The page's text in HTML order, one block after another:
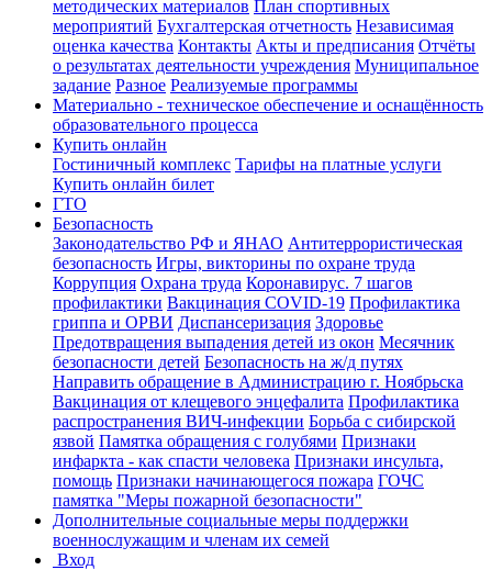
методических материалов План спортивных
мероприятий Бухгалтерская отчетность Независимая
оценка качества Контакты Акты и предписания Отчёты
о результатах деятельности учреждения Муниципальное
задание Разное Реализуемые программы
Материально - техническое обеспечение и оснащённость
образовательного процесса
Купить онлайн
Гостиничный комплекс Тарифы на платные услуги
Купить онлайн билет
ГТО
Безопасность
Законодательство РФ и ЯНАО Антитеррористическая
безопасность Игры, викторины по охране труда
Коррупция Охрана труда Коронавирус. 7 шагов
профилактики Вакцинация COVID-19 Профилактика
гриппа и ОРВИ Диспансеризация Здоровье
Предотвращения выпадения детей из окон Месячник
безопасности детей Безопасность на ж/д путях
Направить обращение в Администрацию г. Ноябрьска
Вакцинация от клещевого энцефалита Профилактика
распространения ВИЧ-инфекции Борьба с сибирской
язвой Памятка обращения с голубями Признаки
инфаркта - как спасти человека Признаки инсульта,
помощь Признаки начинающегося пожара ГОЧС
памятка "Меры пожарной безопасности"
Дополнительные социальные меры поддержки
военнослужащим и членам их семей
Вход